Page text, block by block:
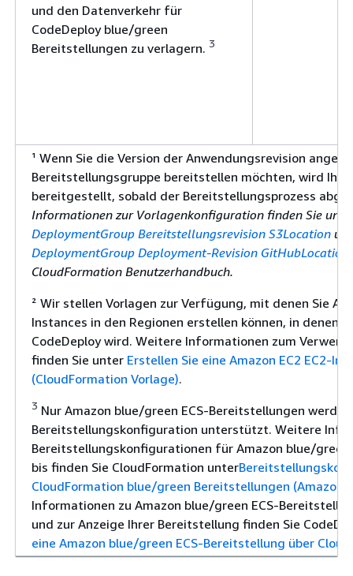
und den Datenverkehr für
CodeDeploy blue/green
Bereitstellungen zu verlagern. 3
¹ Wenn Sie die Version der Anwendungsrevision
Bereitstellungsgruppe bereitstellen möchten, wird Ihre
bereitgestellt, sobald der Bereitstellungsprozess
Informationen zur Vorlagenkonfiguration finden Sie
DeploymentGroup Bereitstellungsrevision S3Location
DeploymentGroup Deployment-Revision GitHubLocation
CloudFormation Benutzerhandbuch.
² Wir stellen Vorlagen zur Verfügung, mit denen Sie
Instances in den Regionen erstellen können, in denen
CodeDeploy wird. Weitere Informationen zum
finden Sie unter Erstellen Sie eine Amazon EC2 EC2-
(CloudFormation Vorlage).
3 Nur Amazon blue/green ECS-Bereitstellungen
Bereitstellungskonfiguration unterstützt. Weitere
Bereitstellungskonfigurationen für Amazon blue/green
bis finden Sie CloudFormation unter
CloudFormation blue/green Bereitstellungen (Amazon
Informationen zu Amazon blue/green ECS-
und zur Anzeige Ihrer Bereitstellung finden Sie
eine Amazon blue/green ECS-Bereitstellung über